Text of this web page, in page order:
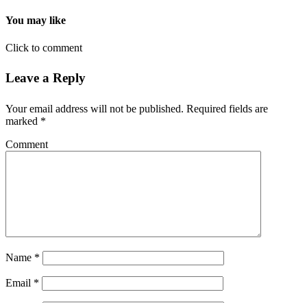
You may like
Click to comment
Leave a Reply
Your email address will not be published. Required fields are
marked *
Comment
Name *
Email *